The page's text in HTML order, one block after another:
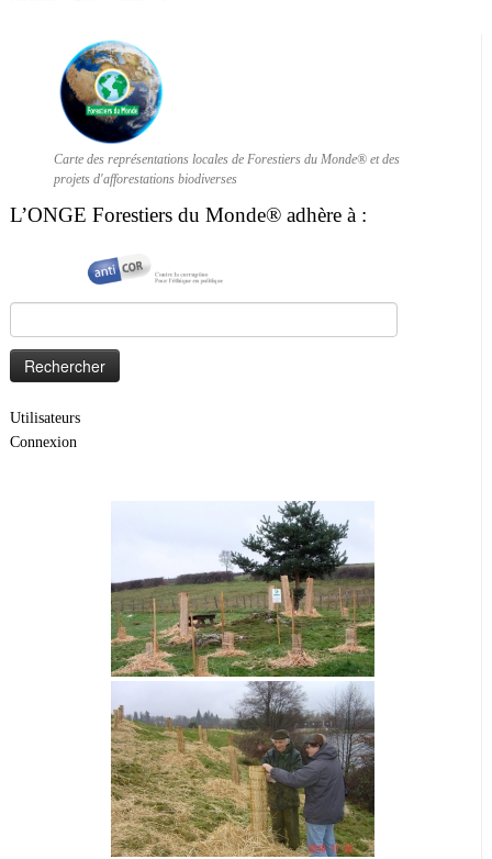
Carte des représentations locales de Forestiers du Monde® et des
projets d'afforestations biodiverses
L’ONGE Forestiers du Monde® adhère à :
Utilisateurs
Connexion